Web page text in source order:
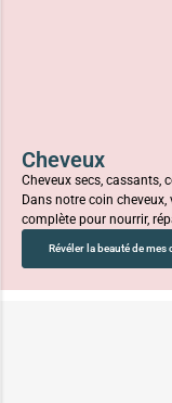
Cheveux
Cheveux secs, cassants,
Dans notre coin
complète pour nourrir,
Révéler la beauté de mes